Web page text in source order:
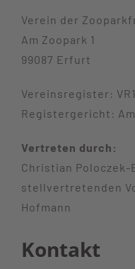
Blog
Zoonachrichten
Kontakt
Verein der
Am Zoopark 1
99087 Erfurt
Vereinsregister:
Registergericht:
Vertreten durch:
Christian Poloczek-
stellvertretenden
Hofmann
Kontakt